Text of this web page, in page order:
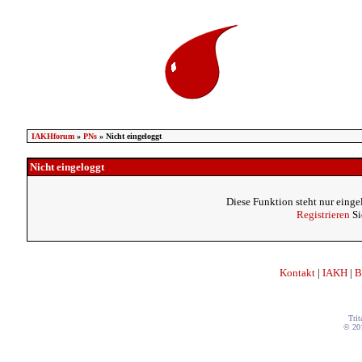
IAKHforum» PNs» Nicht eingeloggt
Nicht eingeloggt
Diese Funktion steht nur
Registrieren
Kontakt | IAKH |
©